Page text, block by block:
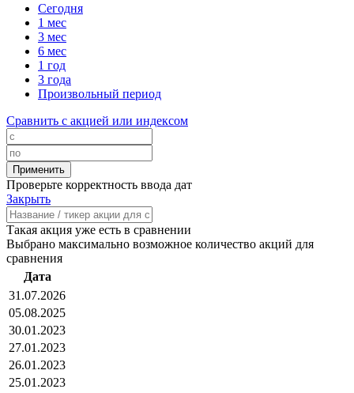
Сегодня
1 мес
3 мес
6 мес
1 год
3 года
Произвольный период
Сравнить с акцией или индексом
Проверьте корректность ввода дат
Закрыть
Такая акция уже есть в сравнении
Выбрано максимально возможное количество акций для
сравнения
Дата
31.07.2026
05.08.2025
30.01.2023
27.01.2023
26.01.2023
25.01.2023